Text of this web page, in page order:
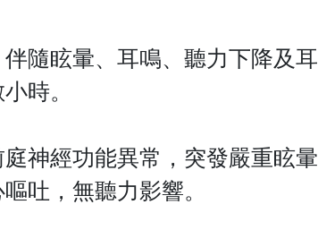
隨眩暈、耳鳴、聽力下降及耳
時。
神經功能異常，突發嚴重眩暈
吐，無聽力影響。